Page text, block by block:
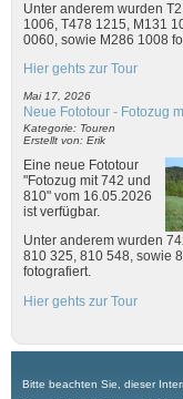
Unter anderem wurden
1006, T478 1215, M131
0060, sowie M286 1008
Hier gehts zur Tour
Mai 17, 2026
Neue Fototour - Fotozug
Kategorie: Touren
Erstellt von: Erik
Eine neue Fototour
"Fotozug mit 742 und
810" vom 16.05.2026
ist verfügbar.
Unter anderem wurden
810 325, 810 548, sowie
fotografiert.
Hier gehts zur Tour
Bitte beachten Sie, dieser